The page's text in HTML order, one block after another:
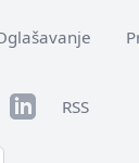
LinkedInRSS